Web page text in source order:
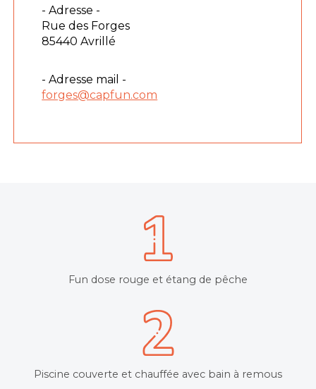
Fun dose rouge et étang de pêche
Piscine couverte et chauffée avec bain à remous
- Adresse -
Rue des Forges
85440 Avrillé
- Adresse mail -
forges@capfun.com